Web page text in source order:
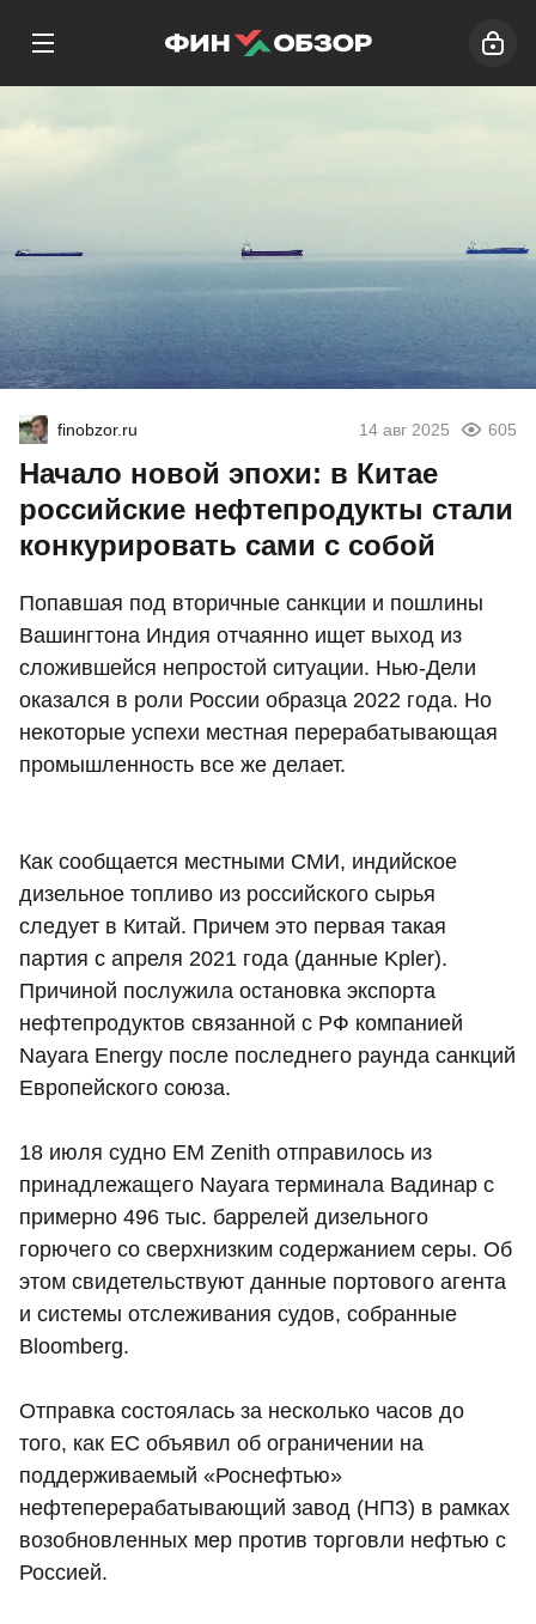
finobzor.ru 14 авг 2025 605
Начало новой эпохи: в Китае
российские нефтепродукты стали
конкурировать сами с собой
Попавшая под вторичные санкции и пошлины
Вашингтона Индия отчаянно ищет выход из
сложившейся непростой ситуации. Нью-Дели
оказался в роли России образца 2022 года. Но
некоторые успехи местная перерабатывающая
промышленность все же делает.
Как сообщается местными СМИ, индийское
дизельное топливо из российского сырья
следует в Китай. Причем это первая такая
партия с апреля 2021 года (данные Kpler).
Причиной послужила остановка экспорта
нефтепродуктов связанной с РФ компанией
Nayara Energy после последнего раунда санкций
Европейского союза.
18 июля судно EM Zenith отправилось из
принадлежащего Nayara терминала Вадинар с
примерно 496 тыс. баррелей дизельного
горючего со сверхнизким содержанием серы. Об
этом свидетельствуют данные портового агента
и системы отслеживания судов, собранные
Bloomberg.
Отправка состоялась за несколько часов до
того, как ЕС объявил об ограничении на
поддерживаемый «Роснефтью»
нефтеперерабатывающий завод (НПЗ) в рамках
возобновленных мер против торговли нефтью с
Россией.